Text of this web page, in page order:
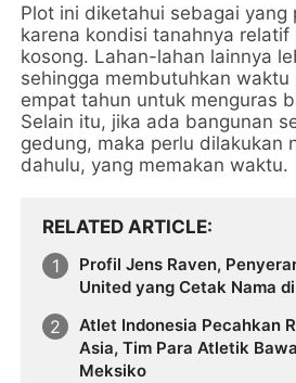
Plot ini diketahui sebagai yang
karena kondisi tanahnya
kosong. Lahan-lahan lainnya
sehingga membutuhkan
empat tahun untuk menguras
Selain itu, jika ada bangunan
gedung, maka perlu dilakukan
dahulu, yang memakan waktu.
RELATED ARTICLE
Profil Jens Raven,
United yang Cetak Nama
Atlet Indonesia Pecahkan
Asia, Tim Para Atletik
Meksiko